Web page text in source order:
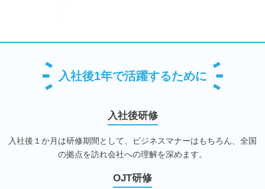
入社後1年で活躍するために
入社後研修
入社後１か月は研修期間として、ビジネスマナーはもちろん、全国
の拠点を訪れ会社への理解を深めます。
OJT研修